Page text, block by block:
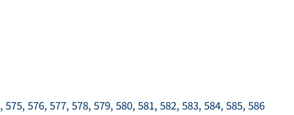
575, 576, 577, 578, 579, 580, 581, 582, 583, 584, 585, 586